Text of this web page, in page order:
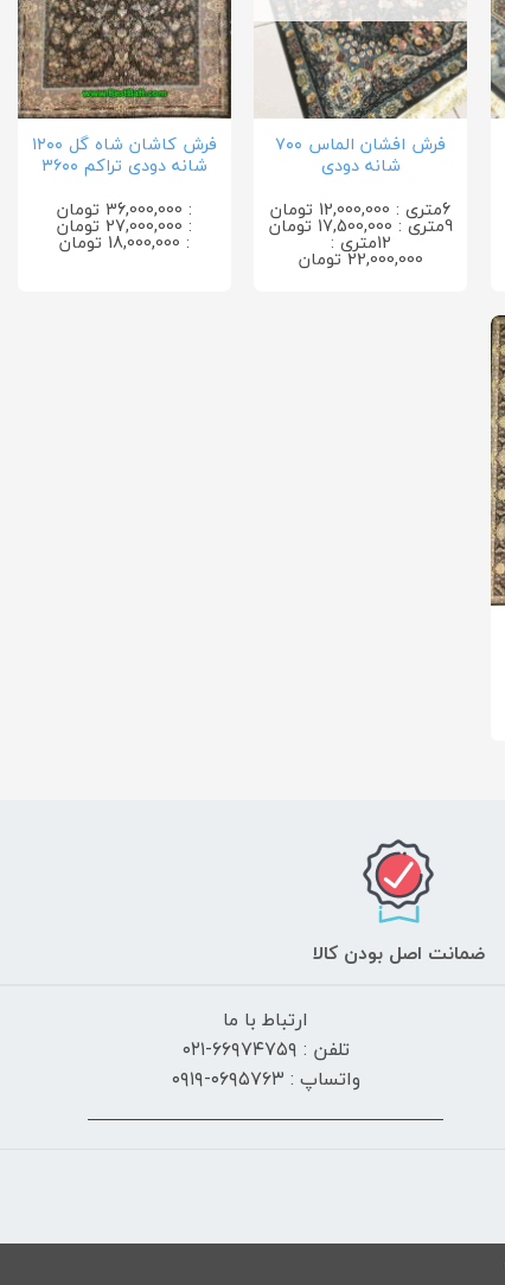
فرش افشان الماس ۷۰۰
شانه دودی
6متری : 12,000,000 تومان
9متری : 17,500,000 تومان
12متری :
22,000,000 تومان
فرش کاشان شاه گل ۱۲۰۰
شانه دودی تراکم ۳۶۰۰
: 36,000,000 تومان
: 27,000,000 تومان
: 18,000,000 تومان
ضمانت اصل بودن کالا
ارتباط با ما
تلفن : ۶۶۹۷۴۷۵۹-۰۲۱
واتساپ : ۰۶۹۵۷۶۳-۰۹۱۹